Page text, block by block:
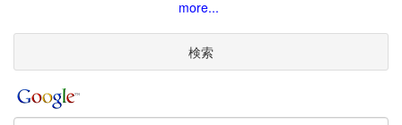
more...
検索